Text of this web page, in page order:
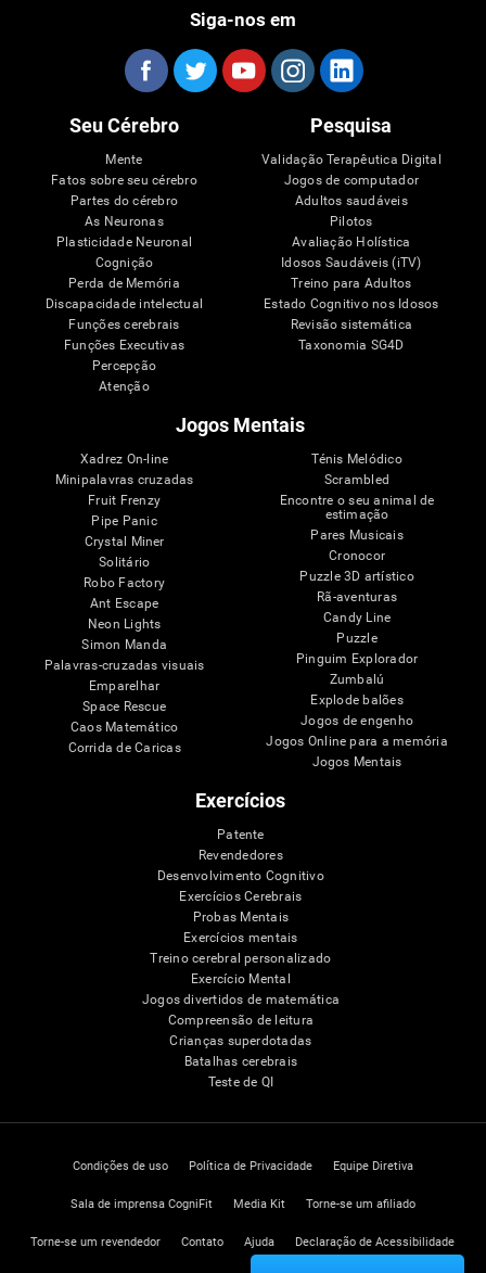
Siga-nos em
Seu Cérebro
Mente
Fatos sobre seu cérebro
Partes do cérebro
As Neuronas
Plasticidade Neuronal
Cognição
Perda de Memória
Discapacidade intelectual
Funções cerebrais
Funções Executivas
Percepção
Atenção
Pesquisa
Validação Terapêutica Digital
Jogos de computador
Adultos saudáveis
Pilotos
Avaliação Holística
Idosos Saudáveis (iTV)
Treino para Adultos
Estado Cognitivo nos Idosos
Revisão sistemática
Taxonomia SG4D
Jogos Mentais
Xadrez On-line
Minipalavras cruzadas
Fruit Frenzy
Pipe Panic
Crystal Miner
Solitário
Robo Factory
Ant Escape
Neon Lights
Simon Manda
Palavras-cruzadas visuais
Emparelhar
Space Rescue
Caos Matemático
Corrida de Caricas
Ténis Melódico
Scrambled
Encontre o seu animal de
estimação
Pares Musicais
Cronocor
Puzzle 3D artístico
Rã-aventuras
Candy Line
Puzzle
Pinguim Explorador
Zumbalú
Explode balões
Jogos de engenho
Jogos Online para a memória
Jogos Mentais
Exercícios
Patente
Revendedores
Desenvolvimento Cognitivo
Exercícios Cerebrais
Probas Mentais
Exercícios mentais
Treino cerebral personalizado
Exercício Mental
Jogos divertidos de matemática
Compreensão de leitura
Crianças superdotadas
Batalhas cerebrais
Teste de QI
Condições de uso Política de Privacidade Equipe Diretiva
Sala de imprensa CogniFit Media Kit Torne-se um afiliado
Torne-se um revendedor Contato Ajuda Declaração de Acessibilidade